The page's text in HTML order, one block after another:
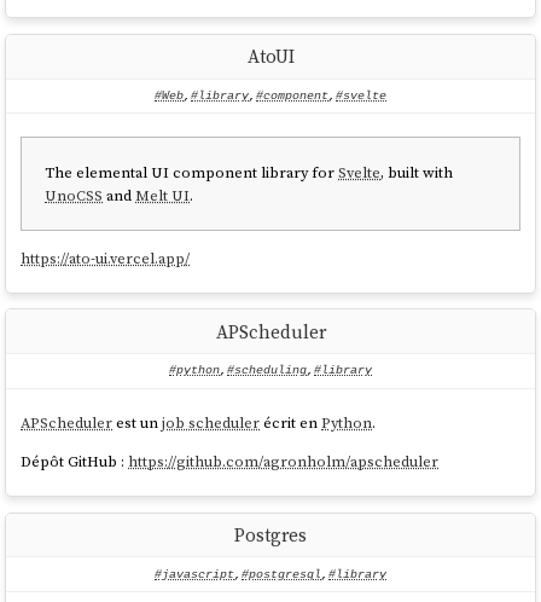
AtoUI
#Web, #library, #component, #svelte
The elemental UI component library forSvelte, built with
UnoCSS andMelt UI.
https://ato-ui.vercel.app/
APScheduler
#python, #scheduling, #library
APSchedulerest unjob schedulerécrit enPython.
Dépôt GitHub : https://github.com/agronholm/apscheduler
Postgres
#javascript, #postgresql, #library